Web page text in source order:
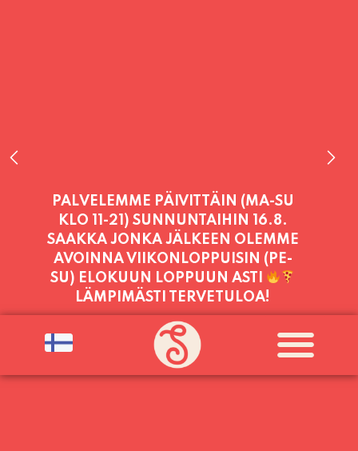
PALVELEMME TÄNÄÄN:
LAUANTAI11:00 - 21:00
PALVELEMME PÄIVITTÄIN (MA-SU
KLO 11-21) SUNNUNTAIHIN 16.8.
SAAKKA JONKA JÄLKEEN OLEMME
AVOINNA VIIKONLOPPUISIN (PE-
SU) ELOKUUN LOPPUUN ASTI
LÄMPIMÄSTI TERVETULOA!